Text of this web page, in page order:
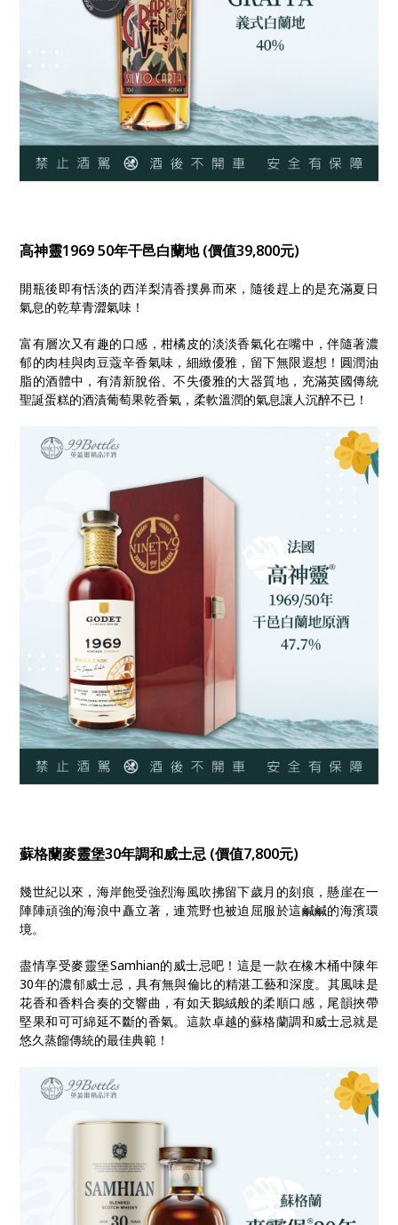
高神靈1969 50年干邑白蘭地 (價值39,800元)
開瓶後即有恬淡的西洋梨清香撲鼻而來，隨後趕上的是充滿夏日
氣息的乾草青澀氣味！
富有層次又有趣的口感，柑橘皮的淡淡香氣化在嘴中，伴隨著濃
郁的肉桂與肉豆蔻辛香氣味，細緻優雅，留下無限遐想！圓潤油
脂的酒體中，有清新脫俗、不失優雅的大器質地，充滿英國傳統
聖誕蛋糕的酒漬葡萄果乾香氣，柔軟溫潤的氣息讓人沉醉不已！
蘇格蘭麥靈堡30年調和威士忌 (價值7,800元)
幾世紀以來，海岸飽受強烈海風吹拂留下歲月的刻痕，懸崖在一
陣陣頑強的海浪中矗立著，連荒野也被迫屈服於這鹹鹹的海濱環
境。
盡情享受麥靈堡Samhian的威士忌吧！這是一款在橡木桶中陳年
30年的濃郁威士忌，具有無與倫比的精湛工藝和深度。其風味是
花香和香料合奏的交響曲，有如天鵝絨般的柔順口感，尾韻挾帶
堅果和可可綿延不斷的香氣。這款卓越的蘇格蘭調和威士忌就是
悠久蒸餾傳統的最佳典範！